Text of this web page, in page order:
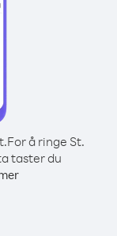
For å ringe St.
taster du